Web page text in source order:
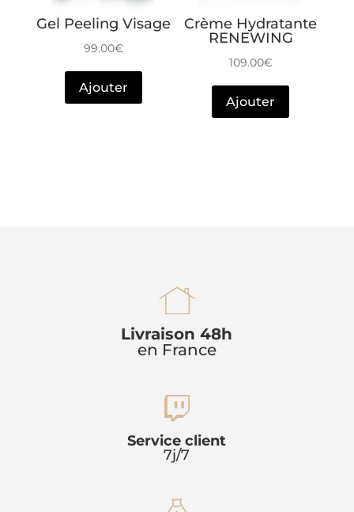
Gel Peeling Visage
99.00€
Ajouter
Crème Hydratante
RENEWING
109.00€
Ajouter
h
u
s
e
Livraison 48h
en France
t
Service client
7j/7